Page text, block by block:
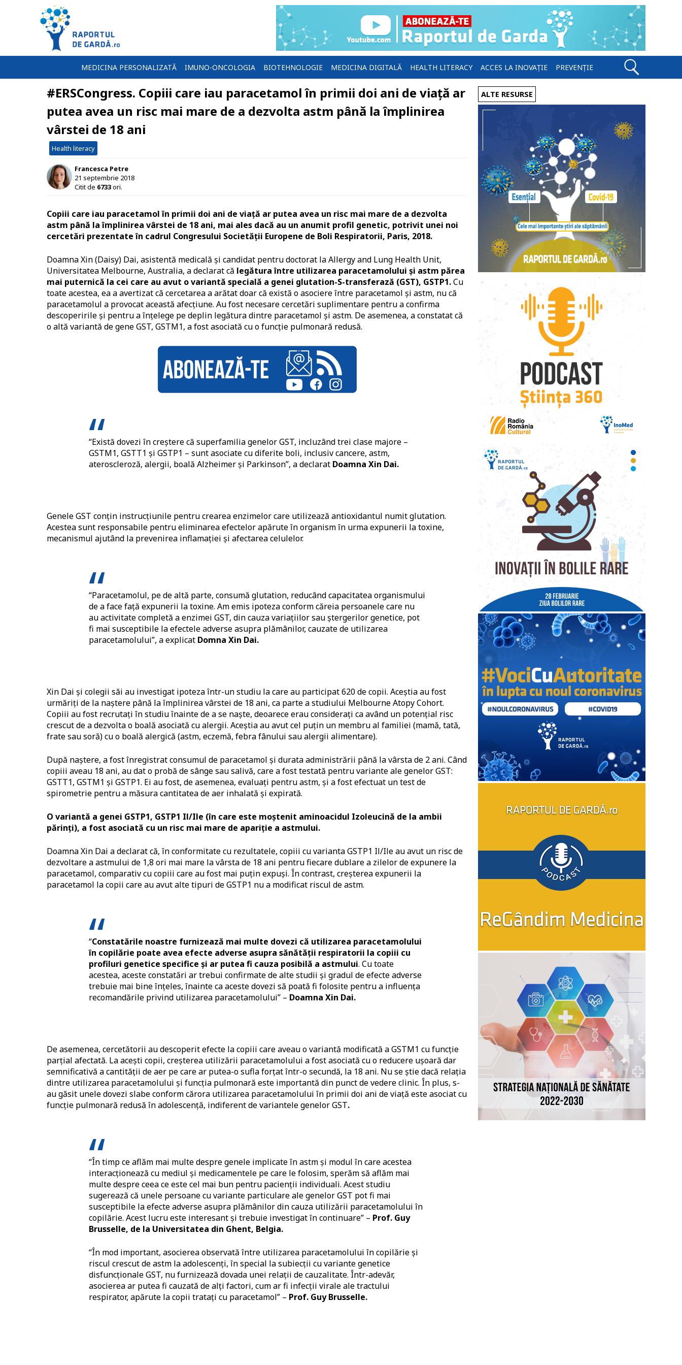
MEDICINA PERSONALIZATĂ IMUNO-ONCOLOGIA BIOTEHNOLOGIE MEDICINA DIGITALĂ HEALTH LITERACY ACCES LA INOVAȚIE PREVENȚIE
#ERSCongress. Copiii care iau paracetamol în primii doi ani de viață ar
putea avea un risc mai mare de a dezvolta astm până la împlinirea
vârstei de 18 ani
Health literacy
Francesca Petre
21 septembrie 2018
Citit de 6733ori.
Copiii care iau paracetamol în primii doi ani de viață ar putea avea un risc mai mare de a dezvolta
astm până la împlinirea vârstei de 18 ani, mai ales dacă au un anumit profil genetic, potrivit unei noi
cercetări prezentate în cadrul Congresului Societății Europene de Boli Respiratorii, Paris, 2018.
Doamna Xin (Daisy) Dai, asistentă medicală și candidat pentru doctorat la Allergy and Lung Health Unit,
Universitatea Melbourne, Australia, a declarat că legătura între utilizarea paracetamolului și astm părea
mai puternică la cei care au avut o variantă specială a genei glutation-S-transferază (GST), GSTP1.Cu
toate acestea, ea a avertizat că cercetarea a arătat doar că există o asociere între paracetamol și astm, nu că
paracetamolul a provocat această afecțiune. Au fost necesare cercetări suplimentare pentru a confirma
descoperirile și pentru a înțelege pe deplin legătura dintre paracetamol și astm. De asemenea, a constatat că
o altă variantă de gene GST, GSTM1, a fost asociată cu o funcție pulmonară redusă.
“Există dovezi în creștere că superfamilia genelor GST, incluzând trei clase majore –
GSTM1, GSTT1 și GSTP1 – sunt asociate cu diferite boli, inclusiv cancere, astm,
ateroscleroză, alergii, boală Alzheimer și Parkinson”, a declarat Doamna Xin Dai.
Genele GST conțin instrucțiunile pentru crearea enzimelor care utilizează antioxidantul numit glutation.
Acestea sunt responsabile pentru eliminarea efectelor apărute în organism în urma expunerii la toxine,
mecanismul ajutând la prevenirea inflamației și afectarea celulelor.
“Paracetamolul, pe de altă parte, consumă glutation, reducând capacitatea organismului
de a face față expunerii la toxine. Am emis ipoteza conform căreia persoanele care nu
au activitate completă a enzimei GST, din cauza variațiilor sau ștergerilor genetice, pot
fi mai susceptibile la efectele adverse asupra plămânilor, cauzate de utilizarea
paracetamolului”, a explicat Domna Xin Dai.
Xin Dai și colegii săi au investigat ipoteza într-un studiu la care au participat 620 de copii. Aceștia au fost
urmăriți de la naștere până la împlinirea vârstei de 18 ani, ca parte a studiului Melbourne Atopy Cohort.
Copiii au fost recrutați în studiu înainte de a se naște, deoarece erau considerați ca având un potențial risc
crescut de a dezvolta o boală asociată cu alergii. Aceștia au avut cel puțin un membru al familiei (mamă, tată,
frate sau soră) cu o boală alergică (astm, eczemă, febra fânului sau alergii alimentare).
După naștere, a fost înregistrat consumul de paracetamol și durata administrării până la vârsta de 2 ani. Când
copiii aveau 18 ani, au dat o probă de sânge sau salivă, care a fost testată pentru variante ale genelor GST:
GSTT1, GSTM1 și GSTP1. Ei au fost, de asemenea, evaluați pentru astm, și a fost efectuat un test de
spirometrie pentru a măsura cantitatea de aer inhalată și expirată.
O variantă a genei GSTP1, GSTP1 Il/Ile (în care este moștenit aminoacidul Izoleucină de la ambii
părinți), a fost asociată cu un risc mai mare de apariție a astmului.
Doamna Xin Dai a declarat că, în conformitate cu rezultatele, copiii cu varianta GSTP1 Il/Ile au avut un risc de
dezvoltare a astmului de 1,8 ori mai mare la vârsta de 18 ani pentru fiecare dublare a zilelor de expunere la
paracetamol, comparativ cu copiii care au fost mai puțin expuși. În contrast, creșterea expunerii la
paracetamol la copii care au avut alte tipuri de GSTP1 nu a modificat riscul de astm.
“Constatările noastre furnizează mai multe dovezi că utilizarea paracetamolului
în copilărie poate avea efecte adverse asupra sănătății respiratorii la copiii cu
profiluri genetice specifice și ar putea fi cauza posibilă a astmului. Cu toate
acestea, aceste constatări ar trebui confirmate de alte studii și gradul de efecte adverse
trebuie mai bine înțeles, înainte ca aceste dovezi să poată fi folosite pentru a influența
recomandările privind utilizarea paracetamolului” – Doamna Xin Dai.
De asemenea, cercetătorii au descoperit efecte la copiii care aveau o variantă modificată a GSTM1 cu funcție
parțial afectată. La acești copii, creșterea utilizării paracetamolului a fost asociată cu o reducere ușoară dar
semnificativă a cantității de aer pe care ar putea-o sufla forțat într-o secundă, la 18 ani. Nu se știe dacă relația
dintre utilizarea paracetamolului și funcția pulmonară este importantă din punct de vedere clinic. În plus, s-
au găsit unele dovezi slabe conform cărora utilizarea paracetamolului în primii doi ani de viață este asociat cu
funcție pulmonară redusă în adolescență, indiferent de variantele genelor GST.
“În timp ce aflăm mai multe despre genele implicate în astm și modul în care acestea
interacționează cu mediul și medicamentele pe care le folosim, sperăm să aflăm mai
multe despre ceea ce este cel mai bun pentru pacienții individuali. Acest studiu
sugerează că unele persoane cu variante particulare ale genelor GST pot fi mai
susceptibile la efecte adverse asupra plămânilor din cauza utilizării paracetamolului în
copilărie. Acest lucru este interesant și trebuie investigat în continuare” – Prof. Guy
Brusselle, de la Universitatea din Ghent, Belgia.
“În mod important, asocierea observată între utilizarea paracetamolului în copilărie și
riscul crescut de astm la adolescenți, în special la subiecții cu variante genetice
disfuncționale GST, nu furnizează dovada unei relații de cauzalitate. Într-adevăr,
asocierea ar putea fi cauzată de alți factori, cum ar fi infecții virale ale tractului
respirator, apărute la copii tratați cu paracetamol” – Prof. Guy Brusselle.
ALTE RESURSE